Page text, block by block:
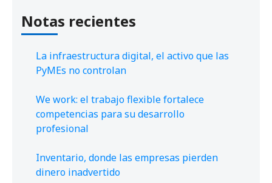
Notas recientes
La infraestructura digital, el activo que las
PyMEs no controlan
We work: el trabajo flexible fortalece
competencias para su desarrollo
profesional
Inventario, donde las empresas pierden
dinero inadvertido